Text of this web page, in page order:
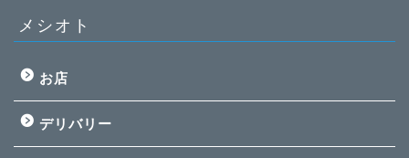
メシオト
お店
デリバリー